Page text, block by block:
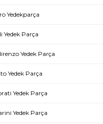
Yedekparça
Yedek Parça
Yedek Parça
Yedek Parça
Yedek Parça
Yedek Parça